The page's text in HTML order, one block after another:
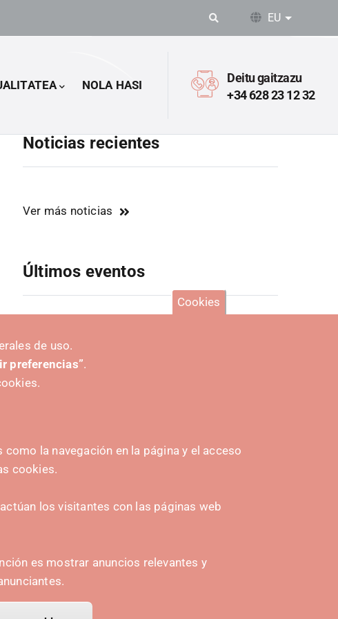
EU Ekintza
NOLA HASI
Deitu gaitzazu
+34 628 23 12 32
Noticias recientes
Ver más noticias
Últimos eventos
Ver más eventos
Navarra Cybersecurity Center
Ekintzailetza babestea
Cookies
de uso.
preferencias”.
la navegación en la página y el acceso
cookies.
los visitantes con las páginas web
es mostrar anuncios relevantes y